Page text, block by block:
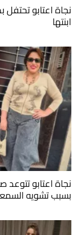
نجاة اعتابو
ابنتها
نجاة اعتابو تتوعد
بسبب تشويه